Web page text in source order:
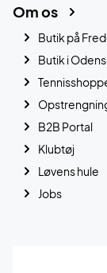
Om os
Butik på
Butik i
B2B Portal
Klubtøj
Løvens hule
Jobs